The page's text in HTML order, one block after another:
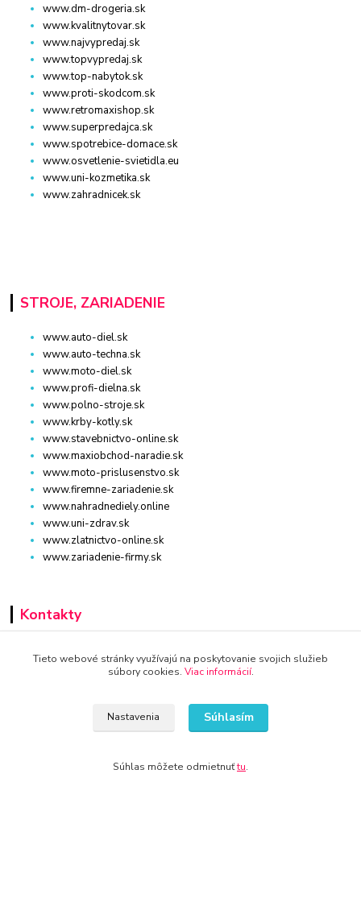
www.dm-drogeria.sk
www.kvalitnytovar.sk
www.najvypredaj.sk
www.topvypredaj.sk
www.top-nabytok.sk
www.proti-skodcom.sk
www.retromaxishop.sk
www.superpredajca.sk
www.spotrebice-domace.sk
www.osvetlenie-svietidla.eu
www.uni-kozmetika.sk
www.zahradnicek.sk
STROJE, ZARIADENIE
www.auto-diel.sk
www.auto-techna.sk
www.moto-diel.sk
www.profi-dielna.sk
www.polno-stroje.sk
www.krby-kotly.sk
www.stavebnictvo-online.sk
www.maxiobchod-naradie.sk
www.moto-prislusenstvo.sk
www.firemne-zariadenie.sk
www.nahradnediely.online
www.uni-zdrav.sk
www.zlatnictvo-online.sk
www.zariadenie-firmy.sk
Kontakty
+421 940 949 000
Tieto webové stránky využívajú na poskytovanie svojich služieb
súbory cookies. Viac informácií.
Nastavenia Súhlasím
Súhlas môžete odmietnuťtu.